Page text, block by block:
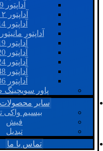
آداپتور 9 ولت
آداپتور ۱۲ ولت
آداپتور 14 ولت
آداپتور
آداپتور 19 ولت
آداپتور 20 ولت
آداپتور 24 ولت
آداپتور 48 ولت
آداپتور 36 ولت
پاور سویچینگ
سایر محصولات
بیسیم واکی
فیش
تبدیل
تماس با ما